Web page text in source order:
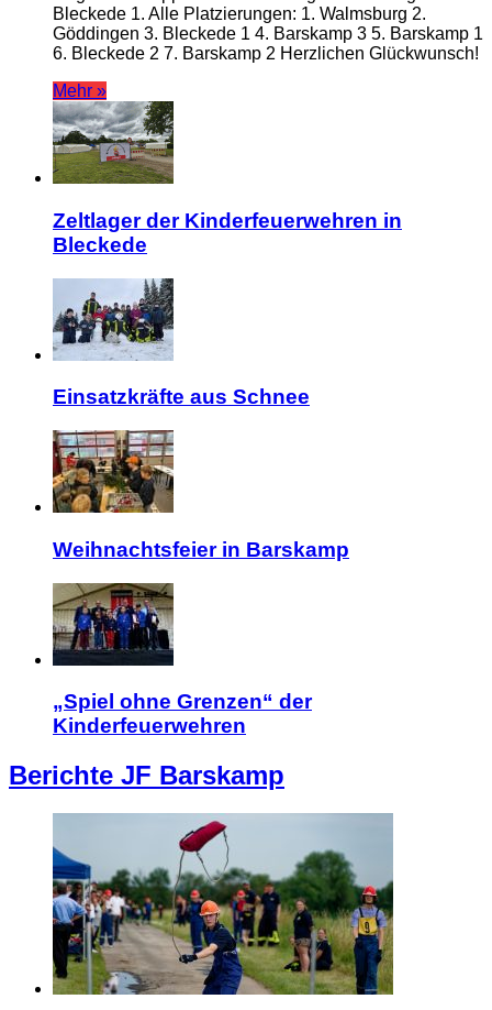
Bleckede 1. Alle Platzierungen: 1. Walmsburg 2.
Göddingen 3. Bleckede 1 4. Barskamp 3 5. Barskamp 1
6. Bleckede 2 7. Barskamp 2 Herzlichen Glückwunsch!
Mehr »
Zeltlager der Kinderfeuerwehren in
Bleckede
Einsatzkräfte aus Schnee
Weihnachtsfeier in Barskamp
„Spiel ohne Grenzen“ der
Kinderfeuerwehren
Berichte JF Barskamp